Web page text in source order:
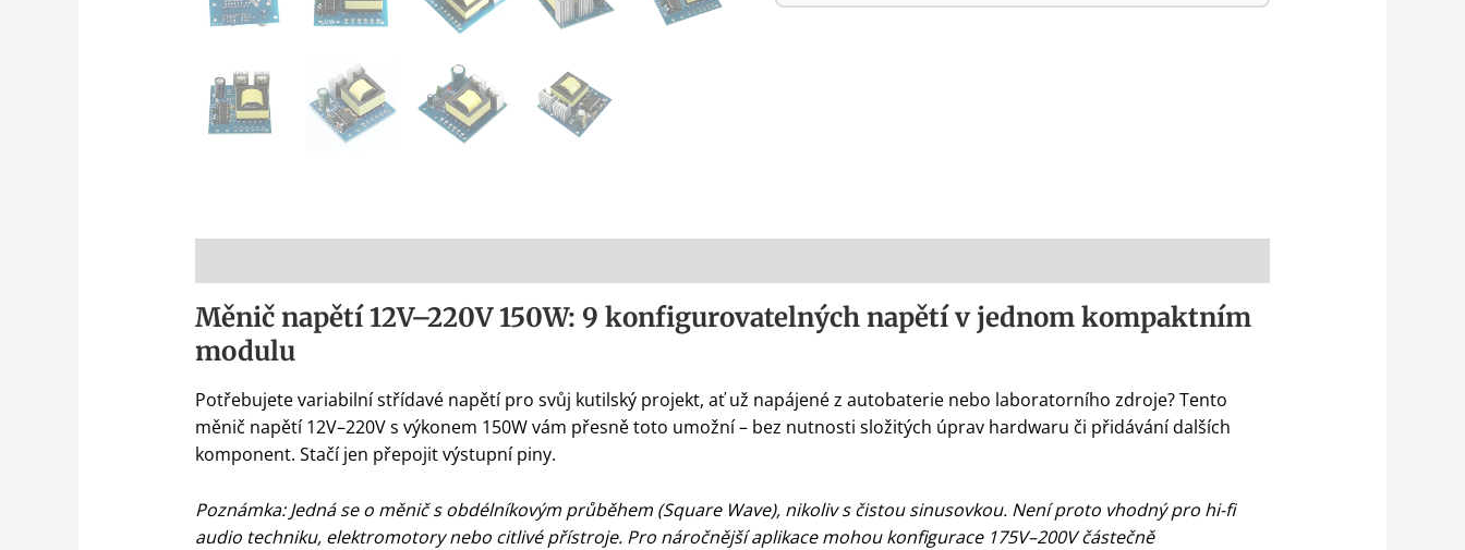
Měnič napětí 12V–220V 150W: 9 konfigurovatelných napětí v jednom kompaktním
modulu
Potřebujete variabilní střídavé napětí pro svůj kutilský projekt, ať už napájené z autobaterie nebo laboratorního zdroje? Tento
měnič napětí 12V–220V s výkonem 150W vám přesně toto umožní – bez nutnosti složitých úprav hardwaru či přidávání dalších
komponent. Stačí jen přepojit výstupní piny.
Poznámka: Jedná se o měnič s obdélníkovým průběhem (Square Wave), nikoliv s čistou sinusovkou. Není proto vhodný pro hi-fi
audio techniku, elektromotory nebo citlivé přístroje. Pro náročnější aplikace mohou konfigurace 175V–200V částečně